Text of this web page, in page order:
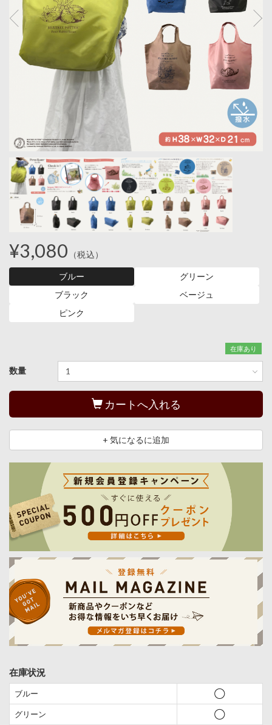
¥3,080 （税込）
ブルー
グリーン
ブラック
ベージュ
ピンク
在庫あり
数量
カートへ入れる
+ 気になるに追加
在庫状況
ブルー ◯
グリーン ◯